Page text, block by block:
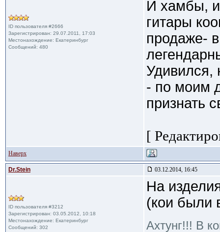
ID пользователя #2666
Зарегистрирован: 29.07.2011, 17:03
Местонахождение: Екатеринбург
Сообщений: 480
И хамбы, и
гитары
продаже-
Удивился,
- по моим
признать
[
Наверх
Dr.Stein 03.12.2014, 16:45
ID пользователя #3212
Зарегистрирован: 03.05.2012, 10:18
Местонахождение: Екатеринбург
Сообщений: 302
На
(кои были
Ахтунг!!! В